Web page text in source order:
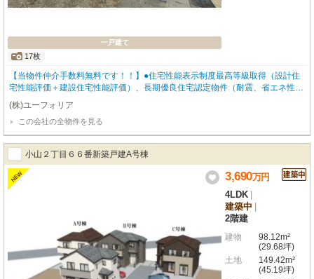
一戸建て
17枚
【当物件仲介手数料無料です！！】●住宅性能表示制度最高等級取得（設計住
宅性能評価＋建設住宅性能評価）、長期優良住宅認定物件（耐震、省エネ性等
高い）、フラット35適合証明書ありBELS/省エネ基準適合認定、最長35年住宅
保証システム、地盤サポートシステム20年保証
(株)ユーフォリア
この会社の全物件を見る
小山２丁目６６番新築戸建A号棟
NEW 3,690万円
4LDK
建築中
2階建
建物
98.12m²
(29.68坪)
土地
149.42m²
(45.19坪)